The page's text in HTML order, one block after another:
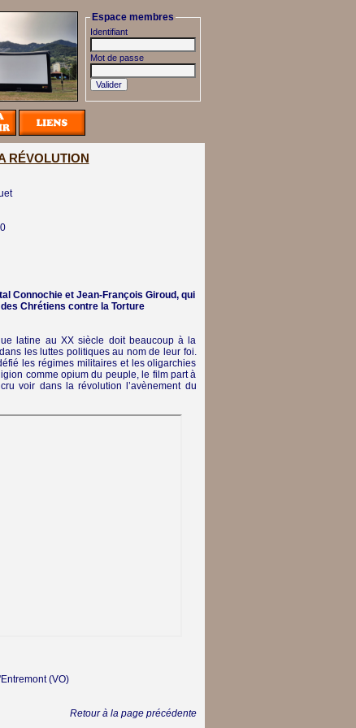
Espace membres
Identifiant
Mot de passe
RÉVOLUTION
Connochie et Jean-François Giroud, qui
Chrétiens contre la Torture
latine au XX siècle doit beaucoup à la
les luttes politiques au nom de leur foi.
les régimes militaires et les oligarchies
comme opium du peuple, le film part à
voir dans la révolution l’avènement du
(VO)
Retour à la page précédente